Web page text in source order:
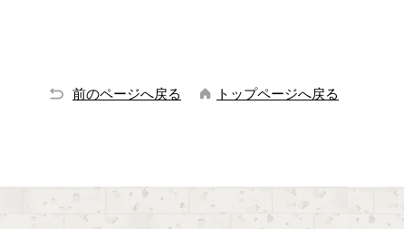
前のページへ戻る トップページへ戻る